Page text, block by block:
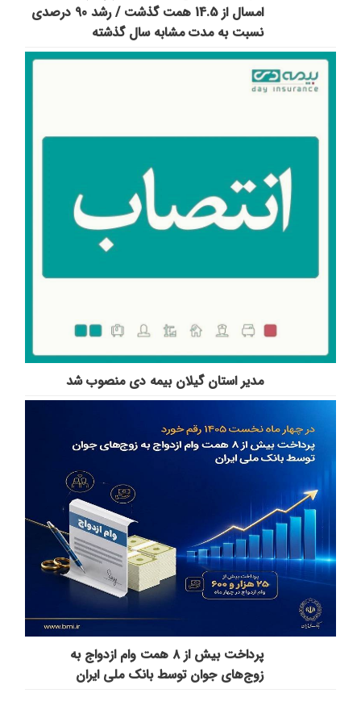
امسال از 14.5 همت گذشت / رشد 90 درصدی
نسبت به مدت مشابه سال گذشته
مدیر استان گیلان بیمه دی منصوب شد
پرداخت بیش از ۸ همت وام ازدواج به
زوج‌های جوان توسط بانک ملی ایران